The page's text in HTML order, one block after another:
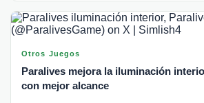
Otros Juegos
Paralives mejora la iluminación
con mejor alcance